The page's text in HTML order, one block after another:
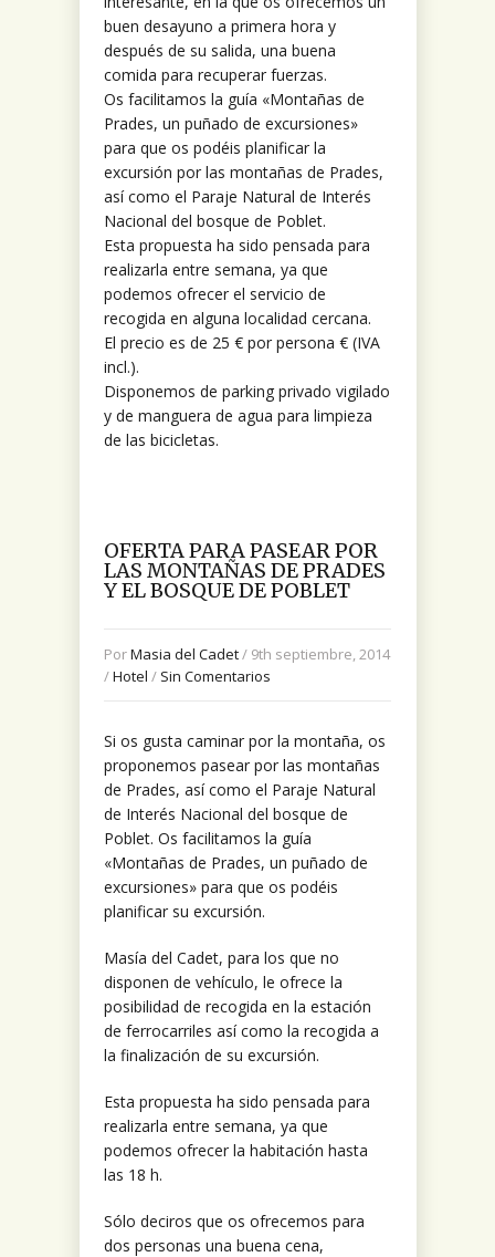
buen desayuno a primera hora y
después de su salida, una buena
comida para recuperar fuerzas.
Os facilitamos la guía «Montañas de
Prades, un puñado de excursiones»
para que os podéis planificar la
excursión por las montañas de Prades,
así como el Paraje Natural de Interés
Nacional del bosque de Poblet.
Esta propuesta ha sido pensada para
realizarla entre semana, ya que
podemos ofrecer el servicio de
recogida en alguna localidad cercana.
El precio es de 25 € por persona € (IVA
incl.).
Disponemos de parking privado vigilado
y de manguera de agua para limpieza
de las bicicletas.
OFERTA PARA PASEAR POR
LAS MONTAÑAS DE PRADES
Y EL BOSQUE DE POBLET
PorMasia del Cadet/ 9th septiembre, 2014
/Hotel / Sin Comentarios
Si os gusta caminar por la montaña, os
proponemos pasear por las montañas
de Prades, así como el Paraje Natural
de Interés Nacional del bosque de
Poblet. Os facilitamos la guía
«Montañas de Prades, un puñado de
excursiones» para que os podéis
planificar su excursión.
Masía del Cadet, para los que no
disponen de vehículo, le ofrece la
posibilidad de recogida en la estación
de ferrocarriles así como la recogida a
la finalización de su excursión.
Esta propuesta ha sido pensada para
realizarla entre semana, ya que
podemos ofrecer la habitación hasta
las 18 h.
Sólo deciros que os ofrecemos para
dos personas una buena cena,